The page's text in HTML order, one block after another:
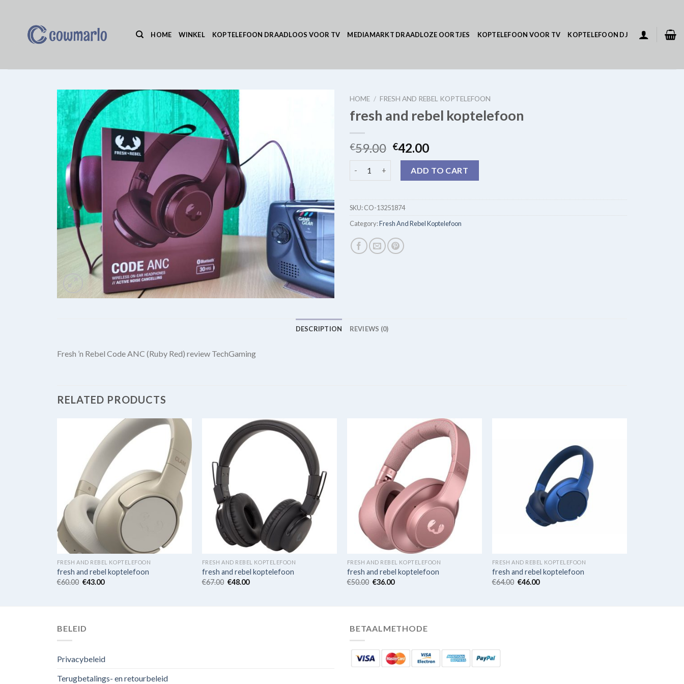
HOME WINKEL KOPTELEFOON DRAADLOOS VOOR TV MEDIAMARKT DRAADLOZE OORTJES KOPTELEFOON VOOR TV KOPTELEFOON DJ
HOME / FRESH AND REBEL KOPTELEFOON
fresh and rebel koptelefoon
€59.00 €42.00
ADD TO CART
SKU:CO-13251874
Category:Fresh And Rebel Koptelefoon
DESCRIPTION REVIEWS (0)
Fresh ’n Rebel Code ANC (Ruby Red) review TechGaming
RELATED PRODUCTS
FRESH AND REBEL KOPTELEFOON
fresh and rebel koptelefoon
€60.00 €43.00
FRESH AND REBEL KOPTELEFOON
fresh and rebel koptelefoon
€67.00 €48.00
FRESH AND REBEL KOPTELEFOON
fresh and rebel koptelefoon
€50.00 €36.00
FRESH AND REBEL KOPTELEFOON
fresh and rebel koptelefoon
€64.00 €46.00
BELEID
Privacybeleid
Terugbetalings- en retourbeleid
BETAALMETHODE